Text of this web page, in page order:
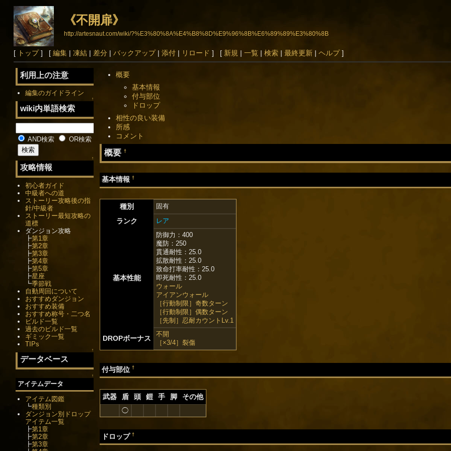
《不開扉》
http://artesnaut.com/wiki/?%E3%80%8A%E4%B8%8D%E9%96%8B%E6%89%89%E3%80%8B
[ トップ] [ 編集| 凍結| 差分| バックアップ| 添付| リロード ] [ 新規 | 一覧| 検索| 最終更新| ヘルプ]
概要
基本情報
付与部位
ドロップ
相性の良い装備
所感
コメント
概要 †
基本情報 †
種別 固有
ランク レア
基本性能
防御力：400
魔防：250
貫通耐性：25.0
拡散耐性：25.0
致命打率耐性：25.0
即死耐性：25.0
ウォール
アイアンウォール
［行動制限］奇数ターン
［行動制限］偶数ターン
［先制］忍耐カウントLv.1
DROPボーナス
不開
［×3/4］裂傷
付与部位 †
武器 盾 頭 鎧 手 脚 その他
◯
ドロップ †
利用上の注意
編集のガイドライン
↑
wiki内単語検索
AND検索 OR検索
↑
攻略情報
初心者ガイド
中級者への道
ストーリー攻略後の指
針/中級者
ストーリー最短攻略の
道標
ダンジョン攻略
┣第1章
┣第2章
┣第3章
┣第4章
┣第5章
┣星座
┗季節戦
自動周回について
おすすめダンジョン
おすすめ装備
おすすめ称号・二つ名
ビルド一覧
過去のビルド一覧
ギミック一覧
TIPs
↑
データベース
↑
アイテムデータ
アイテム図鑑
┗種類別
ダンジョン別ドロップ
アイテム一覧
┣第1章
┣第2章
┣第3章